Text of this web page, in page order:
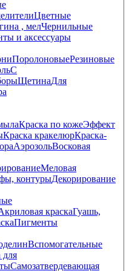
Цветные
, мелЧернильные
и аксессуары
ПоролоновыеРезиновые
С
ЩетинаДля
Краска по кожеЭффект
Краска кракелюрКраска-
АэрозольВосковая
Меловая
контурыДекорирование
краскаГуашь,
Пигменты
Вспомогательные
для
Самозатвердевающая